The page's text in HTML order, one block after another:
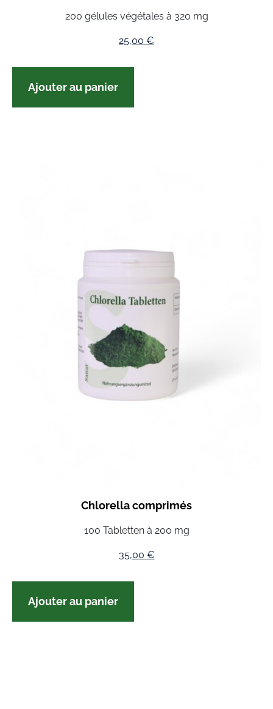
200 gélules végétales à 320 mg
25,00 €
Ajouter au panier
Chlorella comprimés
100 Tabletten à 200 mg
35,00 €
Ajouter au panier